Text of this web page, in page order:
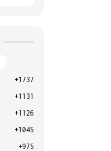
+1737
+1131
+1126
+1045
+975